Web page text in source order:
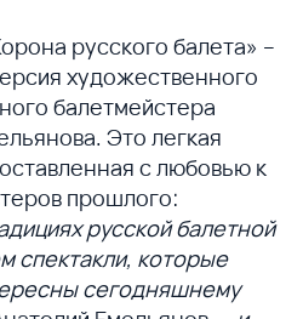
русского балета» –
художественного
балетмейстера
Это легкая
с любовью к
прошлого:
русской балетной
спектакли, которые
сегодняшнему